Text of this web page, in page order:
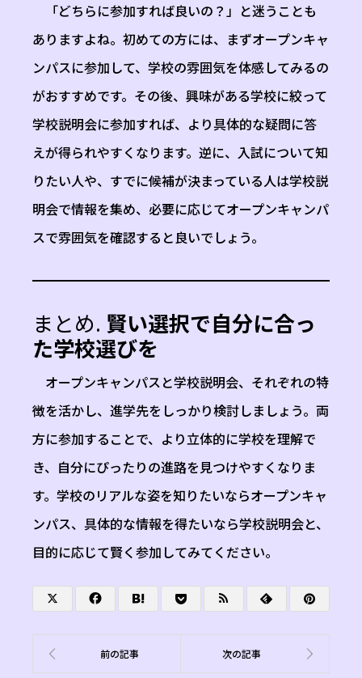
「どちらに参加すれば良いの？」と迷うことも
ありますよね。初めての方には、まずオープンキャ
ンパスに参加して、学校の雰囲気を体感してみるの
がおすすめです。その後、興味がある学校に絞って
学校説明会に参加すれば、より具体的な疑問に答
えが得られやすくなります。逆に、入試について知
りたい人や、すでに候補が決まっている人は学校説
明会で情報を集め、必要に応じてオープンキャンパ
スで雰囲気を確認すると良いでしょう。
まとめ. 賢い選択で自分に合っ
た学校選びを
オープンキャンパスと学校説明会、それぞれの特
徴を活かし、進学先をしっかり検討しましょう。両
方に参加することで、より立体的に学校を理解で
き、自分にぴったりの進路を見つけやすくなりま
す。学校のリアルな姿を知りたいならオープンキャ
ンパス、具体的な情報を得たいなら学校説明会と、
目的に応じて賢く参加してみてください。